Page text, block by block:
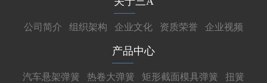
公司简介 组织架构 企业文化 资质荣誉 企业视频
产品中心
汽车悬架弹簧 热卷大弹簧 矩形截面模具弹簧
扭簧